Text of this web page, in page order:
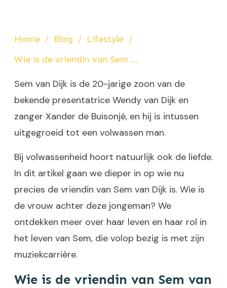
Home / Blog / Lifestyle /
Wie is de vriendin van Sem van Dijk? Alles wat je moet weten over Charissa Bellamorae!
Sem van Dijk is de 20-jarige zoon van de
bekende presentatrice Wendy van Dijk en
zanger Xander de Buisonjé, en hij is intussen
uitgegroeid tot een volwassen man.
Bij volwassenheid hoort natuurlijk ook de liefde.
In dit artikel gaan we dieper in op wie nu
precies de vriendin van Sem van Dijk is. Wie is
de vrouw achter deze jongeman? We
ontdekken meer over haar leven en haar rol in
het leven van Sem, die volop bezig is met zijn
muziekcarrière.
Wie is de vriendin van Sem van